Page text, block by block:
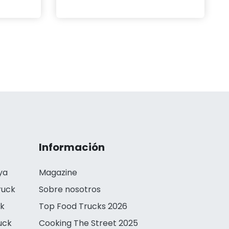
Información
Magazine
Sobre nosotros
Top Food Trucks 2026
Cooking The Street 2025